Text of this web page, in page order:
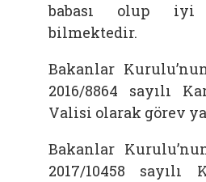
babası olup iyi
bilmektedir.
Bakanlar
2016/8864 sayılı
Valisi olarak görev
Bakanlar
2017/10458